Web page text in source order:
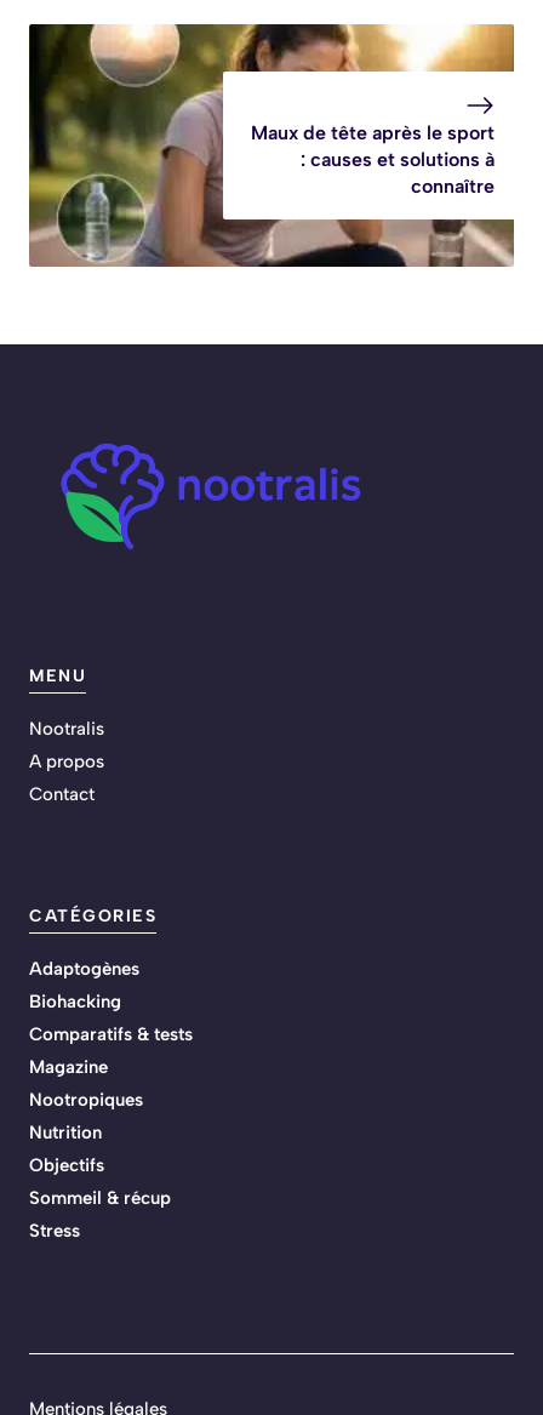
Maux de tête après le sport
: causes et solutions à
connaître
MENU
Nootralis
A propos
Contact
CATÉGORIES
Adaptogènes
Biohacking
Comparatifs & tests
Magazine
Nootropiques
Nutrition
Objectifs
Sommeil & récup
Stress
Mentions légales